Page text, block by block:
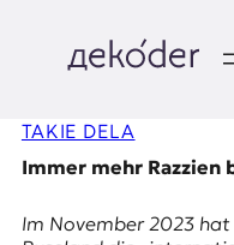
springen
e
k
TAKIE DELA
Immer mehr Razzien
Im November 2023